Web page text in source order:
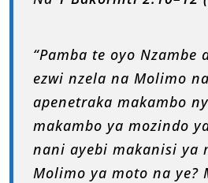
“Pamba te oyo Nzambe
ezwi nzela na Molimo
apenetraka makambo
makambo ya mozindo
nani ayebi makanisi ya
Molimo ya moto na ye?